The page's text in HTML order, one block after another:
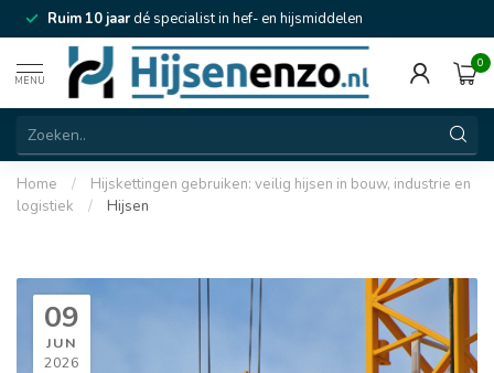
Ruim 10 jaardé specialist in hef- en hijsmiddelen
MENU
0
Home /
Hijskettingen gebruiken: veilig hijsen in bouw, industrie en
logistiek
/ Hijsen
09
JUN
2026